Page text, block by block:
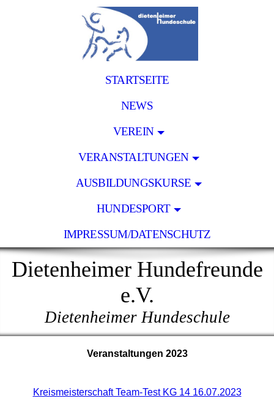
STARTSEITE
NEWS
VEREIN
VERANSTALTUNGEN
AUSBILDUNGSKURSE
HUNDESPORT
IMPRESSUM/DATENSCHUTZ
Dietenheimer Hundefreunde
e.V.
Dietenheimer Hundeschule
Veranstaltungen 2023
Kreismeisterschaft Team-Test KG 14 16.07.2023